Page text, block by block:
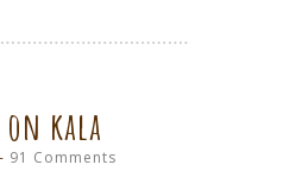
on kala
91 Comments